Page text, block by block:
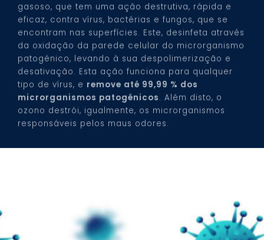
gasoso, que tem uma ação destrutiva, rápida e
eficaz, contra vírus, bactérias e fungos, que se
encontram nas superfícies. Este, desinfeta através
da oxidação da parede celular do microrganismo
patogénico, levando à sua despolimerização e
desativação. Esta ação funciona para qualquer
tipo de vírus, e remove até 99,99 % dos
microrganismos patogénicos. Além disto, o
ozono destrói, igualmente, os microrganismos
responsáveis pelos maus odores.